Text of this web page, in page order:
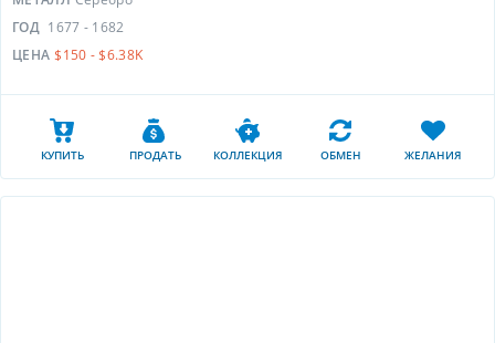
ГОД 1677 - 1682
ЦЕНА $150 - $6.38K
КУПИТЬ ПРОДАТЬ КОЛЛЕКЦИЯ ОБМЕН ЖЕЛАНИЯ